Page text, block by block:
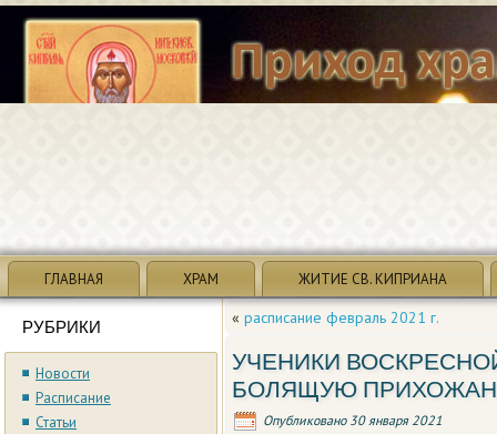
ГЛАВНАЯ ХРАМ ЖИТИЕ СВ. КИПРИАНА
РУБРИКИ
Новости
Расписание
Статьи
« расписание февраль 2021 г.
УЧЕНИКИ
БОЛЯЩУЮ
Опубликовано 30 января 2021